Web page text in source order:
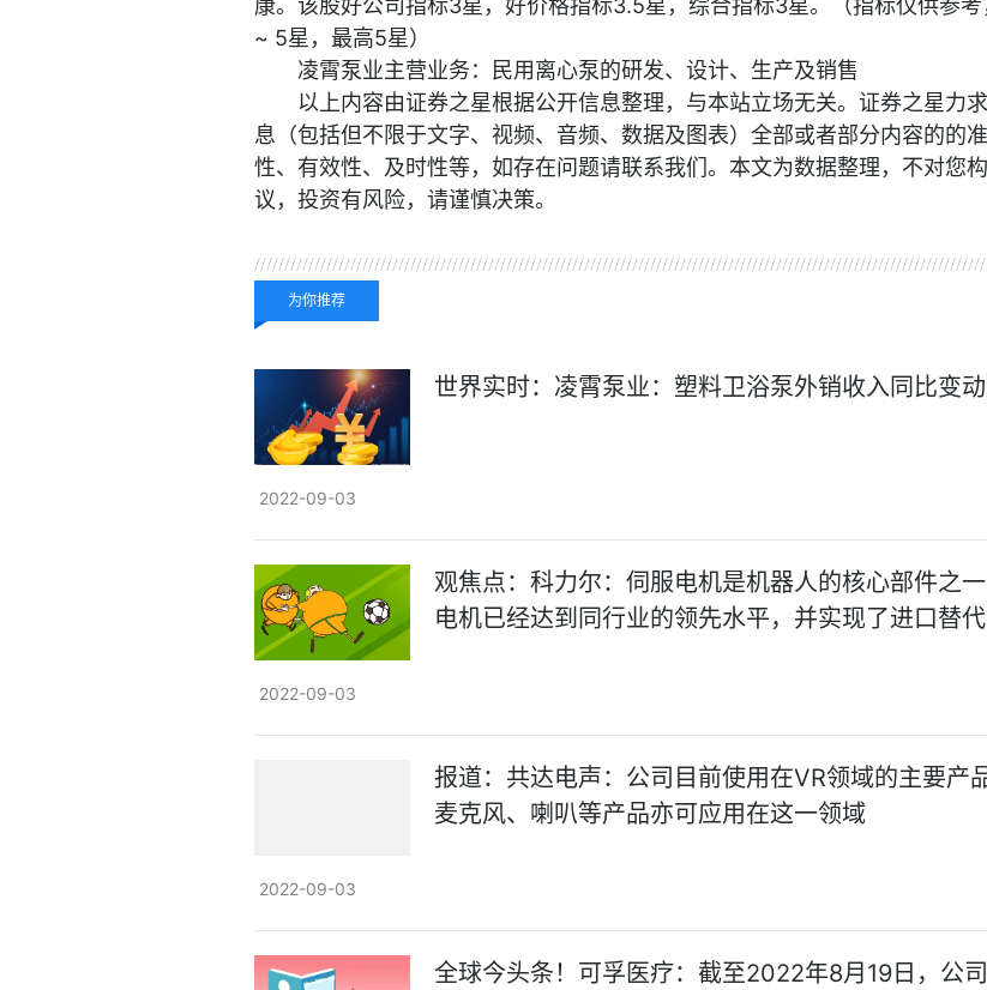
康。该股好公司指标3星，好价格指标3.5星，综合指标3星。（指标仅供参
~ 5星，最高5星）
凌霄泵业主营业务：民用离心泵的研发、设计、生产及销售
以上内容由证券之星根据公开信息整理，与本站立场无关。证券之星力
息（包括但不限于文字、视频、音频、数据及图表）全部或者部分内容的的
性、有效性、及时性等，如存在问题请联系我们。本文为数据整理，不对您
议，投资有风险，请谨慎决策。
为你推荐
世界实时：凌霄泵业：塑料卫浴泵外销收入同比变
2022-09-03
观焦点：科力尔：伺服电机是机器人的核心部件之
电机已经达到同行业的领先水平，并实现了进口替代
2022-09-03
报道：共达电声：公司目前使用在VR领域的主要产
麦克风、喇叭等产品亦可应用在这一领域
2022-09-03
全球今头条！可孚医疗：截至2022年8月19日，公